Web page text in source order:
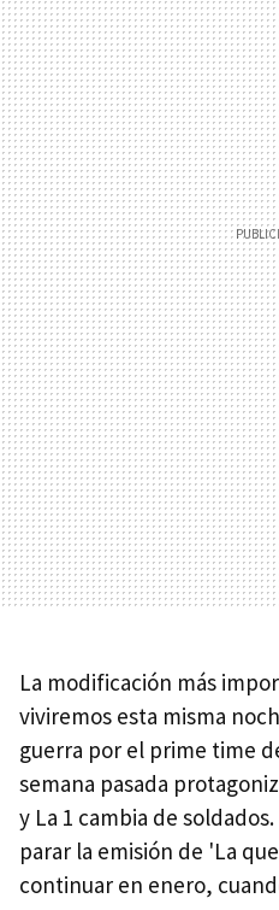
La modificación más
viviremos esta misma
guerra por el prime time
semana pasada
y La 1 cambia de
parar la emisión de 'La
continuar en enero,